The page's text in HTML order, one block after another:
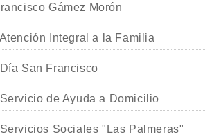
Gámez Morón
Integral a la Familia
San Francisco
de Ayuda a Domicilio
Sociales "Las Palmeras"